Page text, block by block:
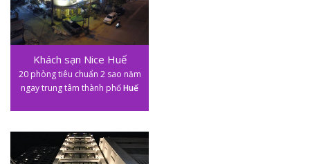
Khách sạn Nice Huế
20 phòng tiêu chuẩn 2 sao năm
ngay trung tâm thành phốHuế